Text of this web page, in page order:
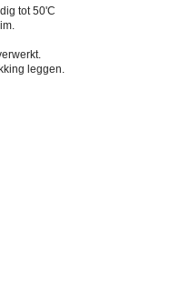
tot 50'C
leggen.